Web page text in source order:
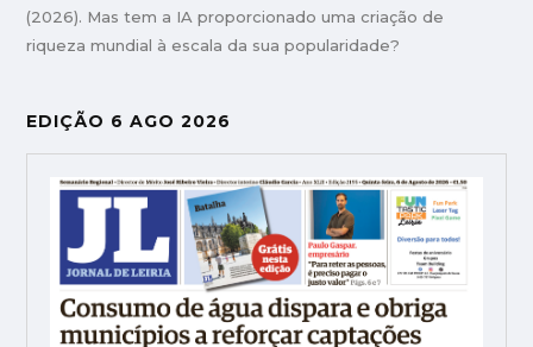
(2026). Mas tem a IA proporcionado uma criação de
riqueza mundial à escala da sua popularidade?
EDIÇÃO 6 AGO 2026